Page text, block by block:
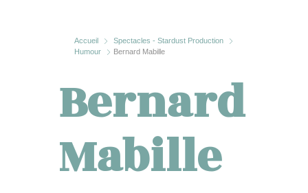
Accueil
Spectacles - Stardust Production
Humour
Bernard Mabille
Bernard
Mabille